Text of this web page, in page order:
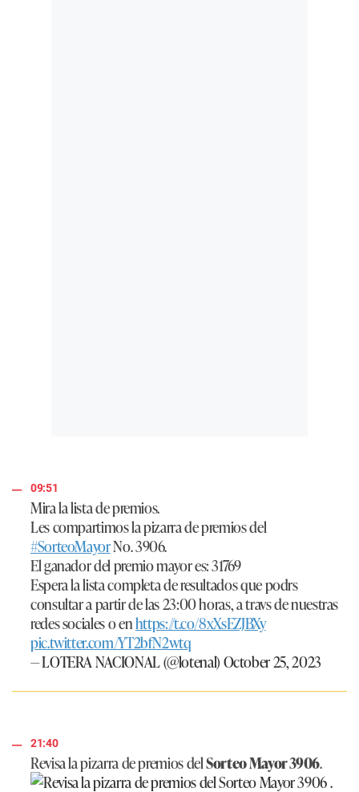
09:51
Mira la lista de premios.
Les compartimos la pizarra de premios del
#SorteoMayorNo. 3906.
El ganador del premio mayor es: 31769
Espera la lista completa de resultados que podrs
consultar a partir de las 23:00 horas, a travs de nuestras
redes sociales o enhttps://t.co/8xXsEZJBXy
pic.twitter.com/YT2bfN2wtq
— LOTERA NACIONAL (@lotenal)October 25, 2023
21:40
Revisa la pizarra de premios delSorteo Mayor 3906.